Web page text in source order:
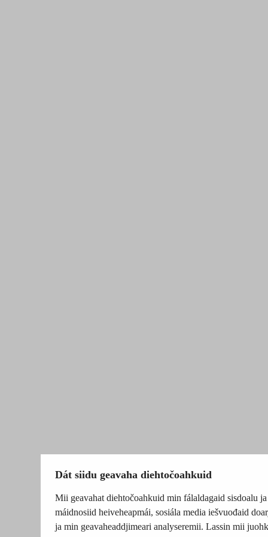
Dát siidu geavaha diehtočoahkuid
Mii geavahat diehtočoahkuid min fálaldagaid sisdoalu ja
máidnosiid heiveheapmái, sosiála media iešvuođaid
ja min geavaheaddjimeari analyseremii. Lassin mii